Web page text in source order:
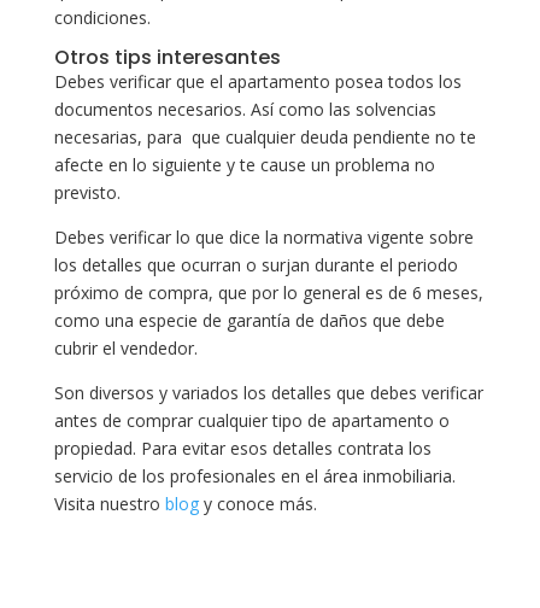
condiciones.
Otros tips interesantes
Debes verificar que el apartamento posea todos los
documentos necesarios. Así como las solvencias
necesarias, para que cualquier deuda pendiente no te
afecte en lo siguiente y te cause un problema no
previsto.
Debes verificar lo que dice la normativa vigente sobre
los detalles que ocurran o surjan durante el periodo
próximo de compra, que por lo general es de 6 meses,
como una especie de garantía de daños que debe
cubrir el vendedor.
Son diversos y variados los detalles que debes verificar
antes de comprar cualquier tipo de apartamento o
propiedad. Para evitar esos detalles contrata los
servicio de los profesionales en el área inmobiliaria.
Visita nuestro blogy conoce más.